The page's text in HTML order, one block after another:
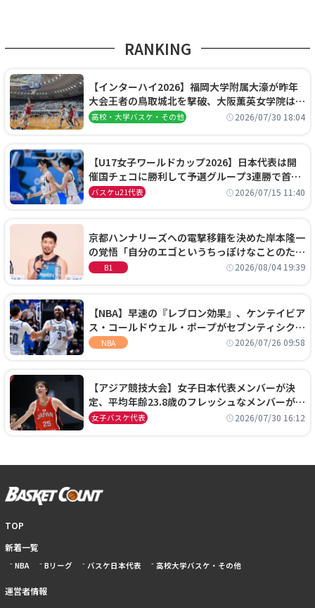
RANKING
【インターハイ2026】福岡大学附属大濠が昨年
大会王者の鳥取城北を撃破、大阪薫英女学院は岐
阜女子に完勝、大会3日目試合結果
高校・大学バスケ・その他 2026/07/30 18:04
【U17女子ワールドカップ2026】日本代表は開
催国チェコに勝利して予選グループ3連勝で首位
通過！準々決勝の相手はエジプトに決定
バスケu21代表 2026/07/15 11:40
京都ハンナリーズへの電撃移籍を決めた岸本隆一
の覚悟「自分のエゴというちっぽけなことのため
に、京都に来たわけではない」
B1 2026/08/04 19:39
【NBA】早速の『レブロン効果』、ケンテイビア
ス・コールドウェル・ポープがセブンティシクサ
ーズに1年契約で加入
NBA 2026/07/26 09:58
【アジア競技大会】女子日本代表メンバーが決
定、平均年齢23.8歳のフレッシュなメンバーが日
本開催の大舞台で頂点を狙う
女子バスケ代表 2026/07/30 16:12
TOP
新着一覧
NBA Bリーグ バスケ日本代表 高校大学バスケ・その他
運営者情報